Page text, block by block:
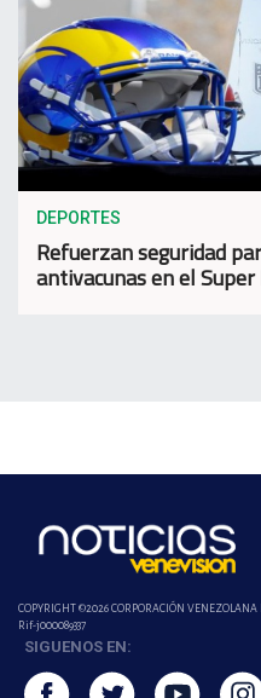
DEPORTES
Refuerzan seguridad
antivacunas en el
COPYRIGHT ©2026 CORPORACIÓN
Rif-j000089337
SIGUENOS EN: